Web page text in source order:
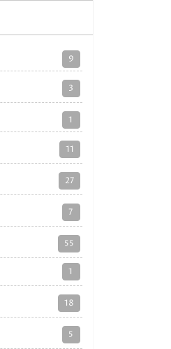
9
3
1
11
27
7
55
1
18
5